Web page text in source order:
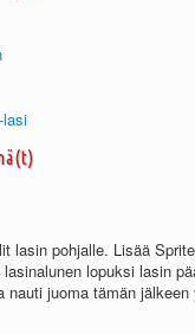
lasin pohjalle. Lisää
lopuksi lasin
nauti juoma tämän jälkeen